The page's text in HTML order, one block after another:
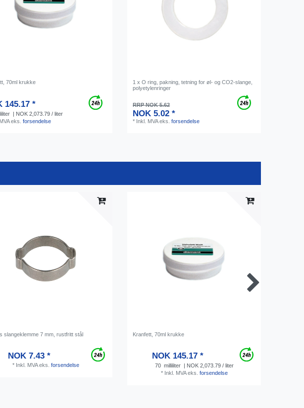
70ml krukke
145.17 *
| NOK 2,073.79 / liter
eks.forsendelse
1 x O ring, pakning, tetning for øl- og CO2-slange,
polyetylenringer
RRP NOK 5.62
NOK 5.02 *
* Inkl. MVAeks.forsendelse
slangeklemme 7 mm, rustfritt stål
NOK 7.43 *
* Inkl. MVAeks. forsendelse
Kranfett, 70ml krukke
NOK 145.17 *
70 milliliter
| NOK 2,073.79 / liter
* Inkl. MVAeks. forsendelse